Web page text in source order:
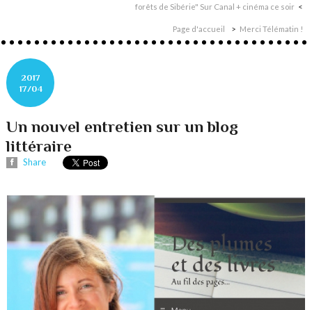
forêts de Sibérie" Sur Canal + cinéma ce soir
Page d'accueil Merci Télématin !
2017
17/04
Un nouvel entretien sur un blog
littéraire
Share